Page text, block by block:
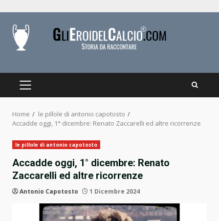
content
PRIMARY
Home
le pillole di antonio capotosto
Accadde oggi, 1° dicembre: Renato Zaccarelli ed altre ricorrenze
le pillole di antonio capotosto
Accadde oggi, 1° dicembre: Renato
Zaccarelli ed altre ricorrenze
Antonio Capotosto 1 Dicembre 2024